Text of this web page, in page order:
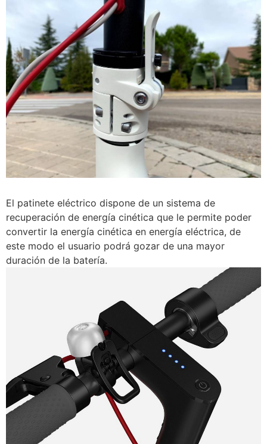
El patinete eléctrico dispone de un sistema de
recuperación de energía cinética que le permite poder
convertir la energía cinética en energía eléctrica, de
este modo el usuario podrá gozar de una mayor
duración de la batería.